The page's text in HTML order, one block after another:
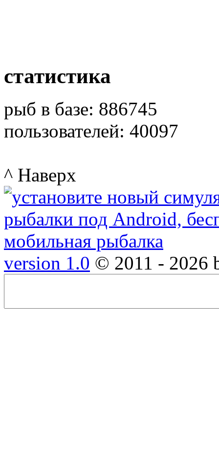
статистика
рыб в базе: 886745
пользователей: 40097
^ Наверх
version 1.0 © 2011 - 2026